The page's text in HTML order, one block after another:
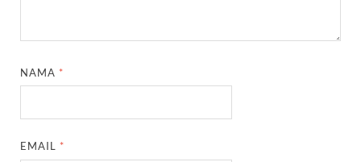
NAMA *
EMAIL *